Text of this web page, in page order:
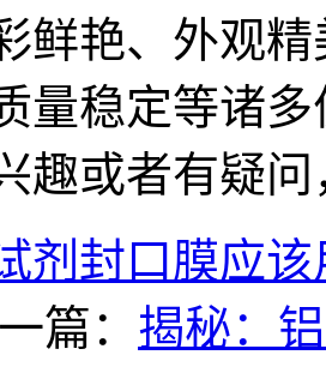
鲜艳、外观
量稳定等诸
趣或者有疑
剂封口膜应
篇： 揭秘：